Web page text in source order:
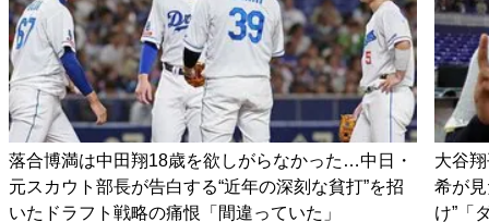
落合博満は中田翔18歳を欲しがらなかった…中日・
元スカウト部長が告白する“近年の深刻な貧打”を招
いたドラフト戦略の痛恨「間違っていた」
大谷
希が
け”「